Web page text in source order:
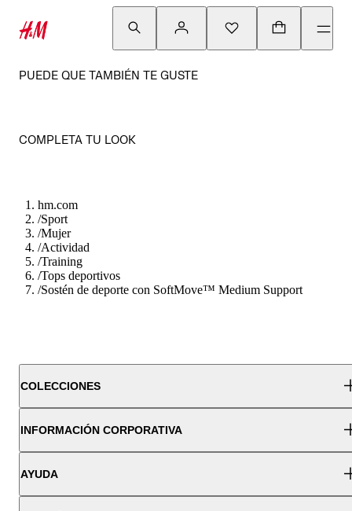
PUEDE QUE TAMBIÉN TE GUSTE
COMPLETA TU LOOK
hm.com
/Sport
/Mujer
/Actividad
/Training
/Tops deportivos
/Sostén de deporte con SoftMove™ Medium Support
COLECCIONES
INFORMACIÓN CORPORATIVA
AYUDA